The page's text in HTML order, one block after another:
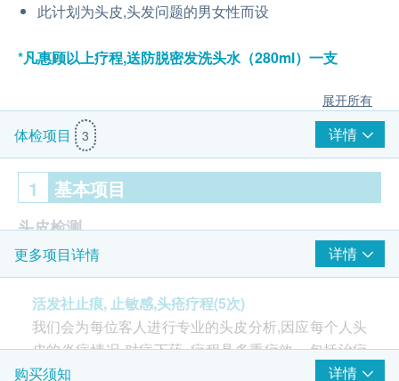
此计划为头皮,头发问题的男女性而设
*凡惠顾以上疗程,送防脱密发洗头水（280ml）一支
展开所有
体检项目 3 详情
1 基本项目
头皮检测
头皮分析
為每位客戶設計合適療程
涂抹中药成份焗头 (大约20分钟)
过程需时
更多项目详情 详情
活发社止痕, 止敏感,头疮疗程(5次)
我们会为每位客人进行专业的头皮分析,因应每个人头
皮的炎症情况,对症下药. 疗程具多重疗效，包括治疗
慢性炎症及头皮敏感、止头皮痕痒、去头疮。抑制及
购买须知 详情